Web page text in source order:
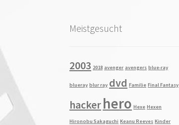
Meistgesucht
2003 2018 avenger avengers blue-ray
blueray blur ray dvd Familie Final Fantasy
hackerhero Hexe Hexen
Hironobu Sakaguchi Keanu Reeves Kinder